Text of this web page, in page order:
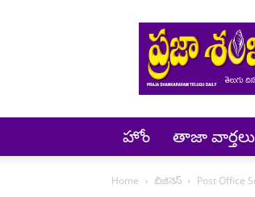
హోం తాజా వార్తలు
Home బిజినెస్ Post Office